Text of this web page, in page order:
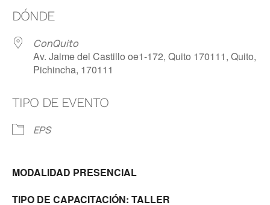
DÓNDE
ConQuito
Av. Jaime del Castillo oe1-172, Quito 170111, Quito,
Pichincha, 170111
TIPO DE EVENTO
EPS
MODALIDAD PRESENCIAL
TIPO DE CAPACITACIÓN: TALLER